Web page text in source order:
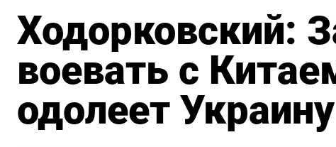
Ходорковский:
воевать с
одолеет Украину